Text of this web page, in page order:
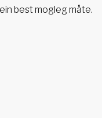
best mogleg måte.